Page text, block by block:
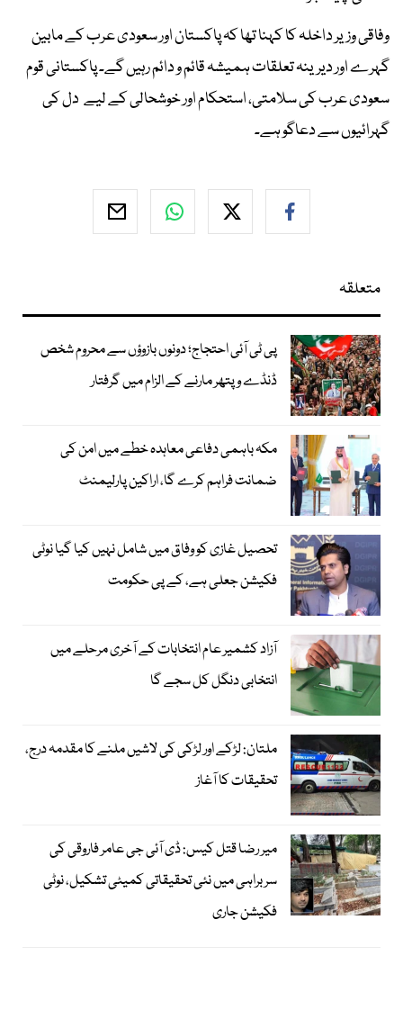
وفاقی وزیر داخلہ کا کہنا تھا کہ پاکستان اور سعودی عرب کے مابین
گہرے اور دیرینہ تعلقات ہمیشہ قائم و دائم رہیں گے۔ پاکستانی قوم
سعودی عرب کی سلامتی، استحکام اور خوشحالی کے لیے دل کی
گہرائیوں سے دعاگو ہے۔
متعلقہ
پی ٹی آئی احتجاج؛ دونوں بازوؤں سے محروم شخص
ڈنڈے و پتھر مارنے کے الزام میں گرفتار
مکہ باہمی دفاعی معاہدہ خطے میں امن کی
ضمانت فراہم کرے گا، اراکین پارلیمنٹ
تحصیل غازی کو وفاق میں شامل نہیں کیا گیا نوٹی
فکیشن جعلی ہے، کے پی حکومت
آزاد کشمیر عام انتخابات کے آخری مرحلے میں
انتخابی دنگل کل سجے گا
ملتان: لڑکے اور لڑکی کی لاشیں ملنے کا مقدمہ درج،
تحقیقات کا آغاز
میر رضا قتل کیس: ڈی آئی جی عامر فاروقی کی
سربراہی میں نئی تحقیقاتی کمیٹی تشکیل، نوٹی
فکیشن جاری